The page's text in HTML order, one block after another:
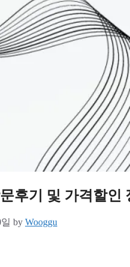
후기 및 가격할인
by Wooggu